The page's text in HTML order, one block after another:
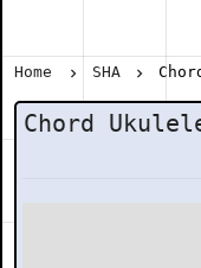
Home SHA
Chord